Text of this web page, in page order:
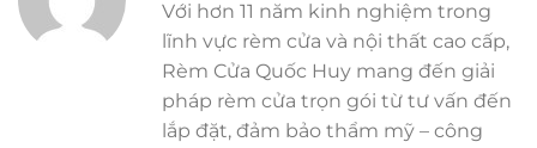
Với hơn 11 năm kinh nghiệm trong
lĩnh vực rèm cửa và nội thất cao cấp,
Rèm Cửa Quốc Huy mang đến giải
pháp rèm cửa trọn gói từ tư vấn đến
lắp đặt, đảm bảo thẩm mỹ – công